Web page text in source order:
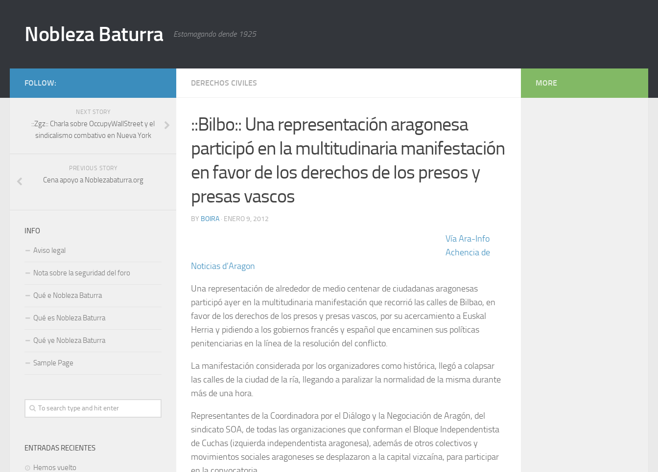
Nobleza Baturra Estomagando dende 1925
DERECHOS CIVILES
::Bilbo:: Una representación aragonesa
participó en la multitudinaria manifestación
en favor de los derechos de los presos y
presas vascos
BY BOIRA · ENERO 9, 2012
Vía Ara-Info
Achencia de
Noticias d’Aragon
Una representación de alrededor de medio centenar de ciudadanas aragonesas
participó ayer en la multitudinaria manifestación que recorrió las calles de Bilbao, en
favor de los derechos de los presos y presas vascos, por su acercamiento a Euskal
Herria y pidiendo a los gobiernos francés y español que encaminen sus políticas
penitenciarias en la línea de la resolución del conflicto.
La manifestación considerada por los organizadores como histórica, llegó a colapsar
las calles de la ciudad de la ría, llegando a paralizar la normalidad de la misma durante
más de una hora.
Representantes de la Coordinadora por el Diálogo y la Negociación de Aragón, del
sindicato SOA, de todas las organizaciones que conforman el Bloque Independentista
de Cuchas (izquierda independentista aragonesa), además de otros colectivos y
movimientos sociales aragoneses se desplazaron a la capital vizcaína, para participar
FOLLOW:
NEXT STORY
::Zgz:: Charla sobre OccupyWallStreet y el
sindicalismo combativo en Nueva York
PREVIOUS STORY
Cena apoyo a Noblezabaturra.org
INFO
Aviso legal
Nota sobre la seguridad del foro
Qué e Nobleza Baturra
Qué es Nobleza Baturra
Qué ye Nobleza Baturra
Sample Page
ENTRADAS RECIENTES
Hemos vuelto
MORE